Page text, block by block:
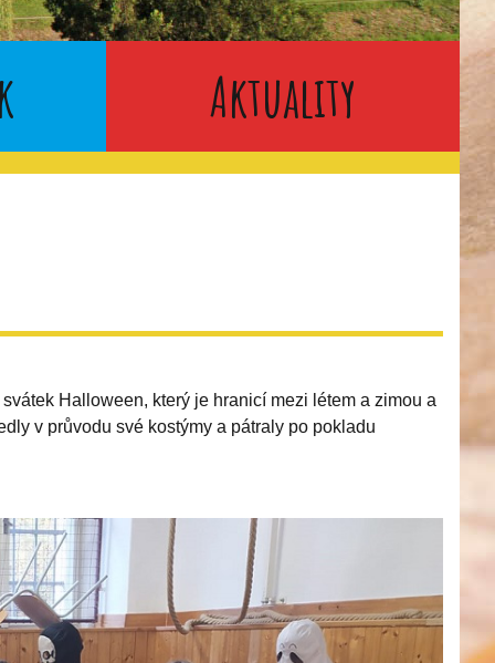
Aktuality
Halloween, který je hranicí mezi létem a zimou a
v průvodu své kostýmy a pátraly po pokladu